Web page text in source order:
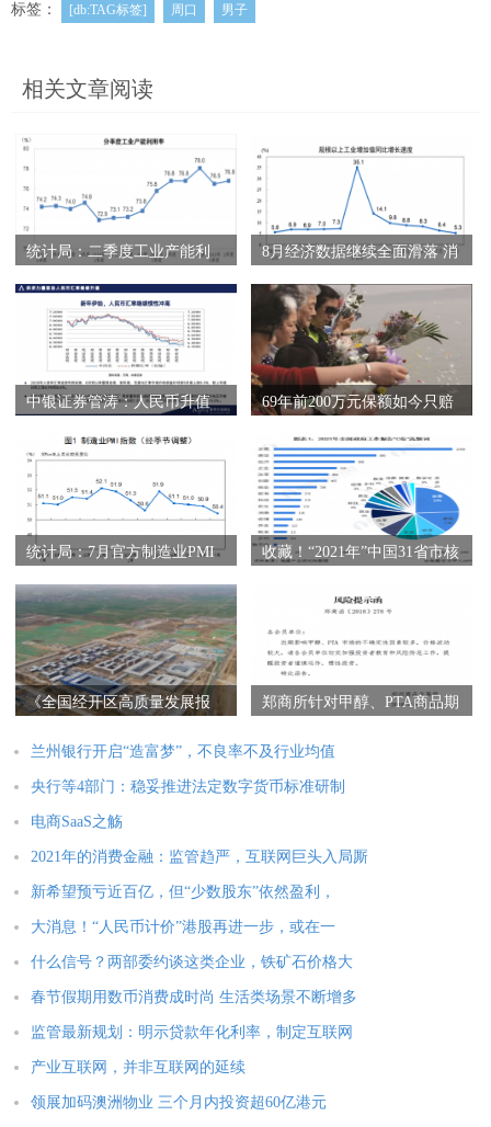
标签： [db:TAG标签] 周口 男子
相关文章阅读
统计局：二季度工业产能利
8月经济数据继续全面滑落 消
中银证券管涛：人民币升值
69年前200万元保额如今只赔
统计局：7月官方制造业PMI
收藏！“2021年”中国31省市核
《全国经开区高质量发展报
郑商所针对甲醇、PTA商品期
兰州银行开启“造富梦”，不良率不及行业均值
央行等4部门：稳妥推进法定数字货币标准研制
电商SaaS之觞
2021年的消费金融：监管趋严，互联网巨头入局厮
新希望预亏近百亿，但“少数股东”依然盈利，
大消息！“人民币计价”港股再进一步，或在一
什么信号？两部委约谈这类企业，铁矿石价格大
春节假期用数币消费成时尚 生活类场景不断增多
监管最新规划：明示贷款年化利率，制定互联网
产业互联网，并非互联网的延续
领展加码澳洲物业 三个月内投资超60亿港元